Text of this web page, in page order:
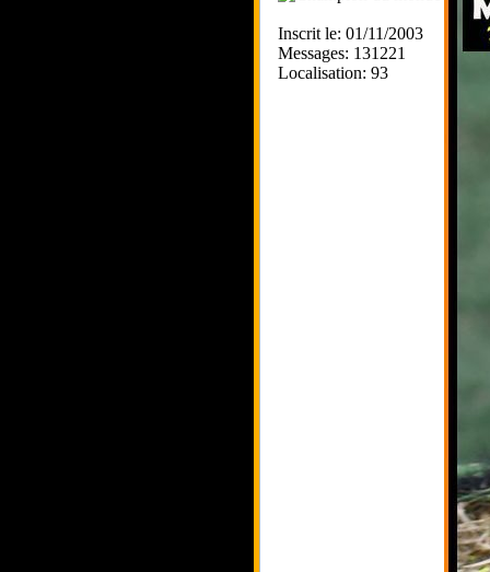
Inscrit le: 01/11/2003
Messages: 131221
Localisation: 93